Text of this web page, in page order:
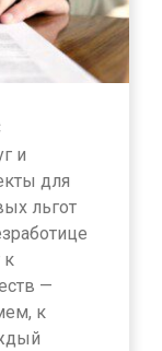
и
для
льгот
к
—
к